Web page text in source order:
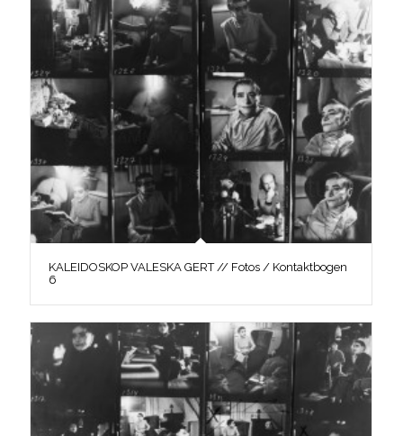
KALEIDOSKOP VALESKA GERT // Fotos / Kontaktbogen
6